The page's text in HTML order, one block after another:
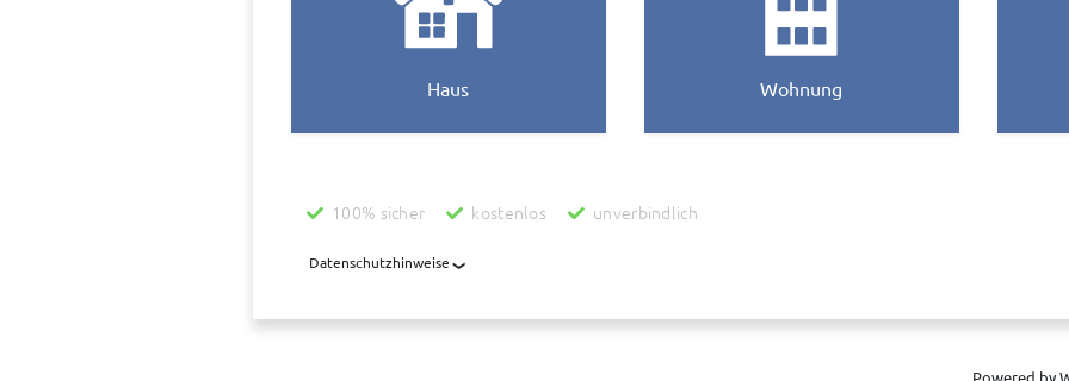
Haus Wohnung
100% sicher kostenlos unverbindlich
Datenschutzhinweise
übermittelt. Diese Daten werden zur Verbesserung des bereit gestellten Systems genutzt und anonymisiert zu
Powered by